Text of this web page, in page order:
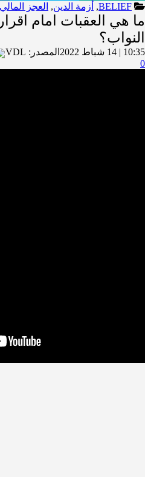
BELIEF
, أزمة الدين, العجز المالي
ما هي العقبات امام
النواب؟
10:35 | 14 شباط 2022 المصدر: VDL
0